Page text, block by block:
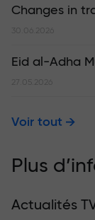
Changes in
30.06.2026
Eid al-Adha
27.05.2026
Voir tout
Plus
Actualités